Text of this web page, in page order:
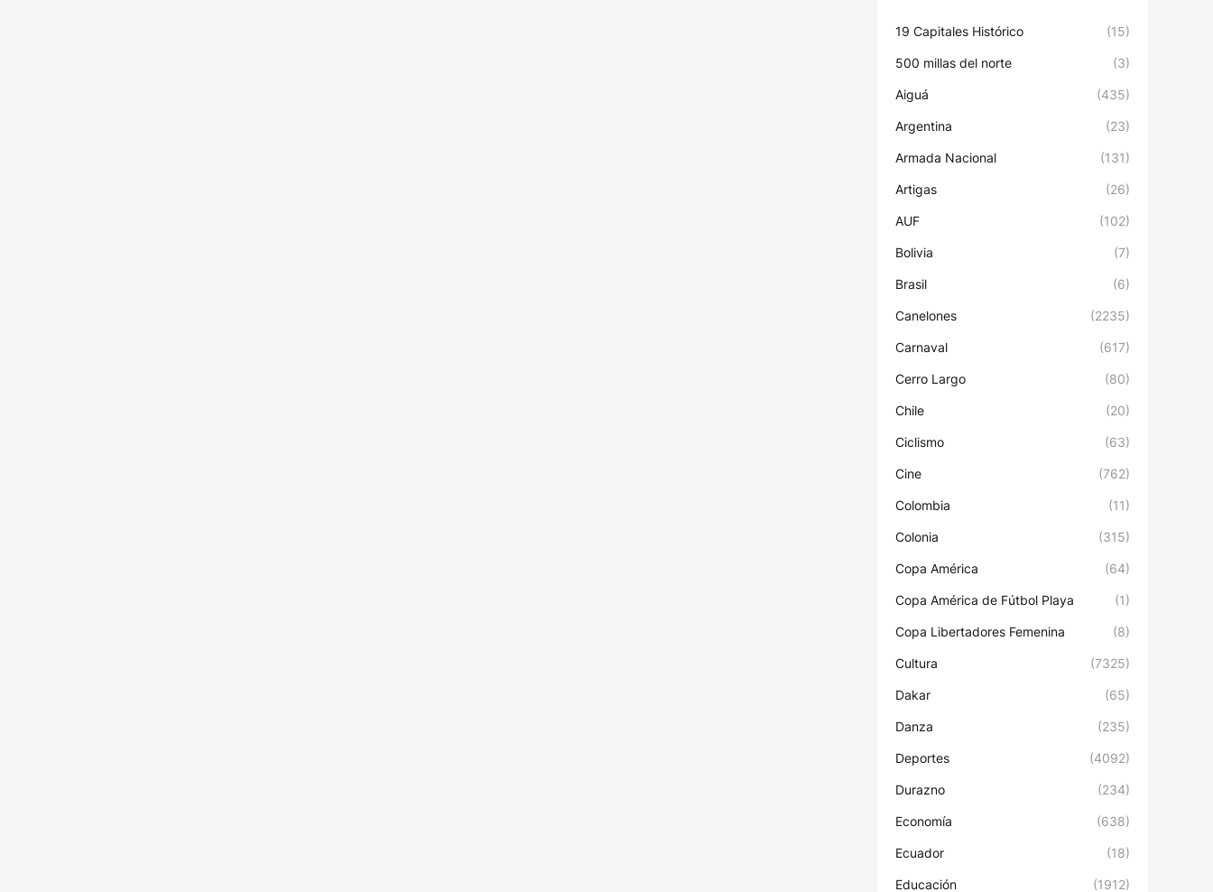
19 Capitales Histórico (15)
500 millas del norte (3)
Aiguá (435)
Argentina (23)
Armada Nacional (131)
Artigas (26)
AUF (102)
Bolivia (7)
Brasil (6)
Canelones (2235)
Carnaval (617)
Cerro Largo (80)
Chile (20)
Ciclismo (63)
Cine (762)
Colombia (11)
Colonia (315)
Copa América (64)
Copa América de Fútbol Playa (1)
Copa Libertadores Femenina (8)
Cultura (7325)
Dakar (65)
Danza (235)
Deportes (4092)
Durazno (234)
Economía (638)
Ecuador (18)
Educación (1912)